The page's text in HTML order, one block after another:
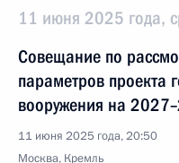
11 июня 2025 года,
Совещание по
параметров проекта
вооружения на
11 июня 2025 года, 20:50
Москва, Кремль